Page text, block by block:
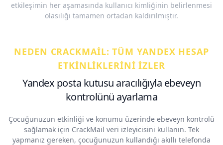
etkileşimin her aşamasında kullanıcı kimliğinin belirlenmesi
olasılığı tamamen ortadan kaldırılmıştır.
NEDEN CRACKMAIL: TÜM YANDEX HESAP
ETKINLIKLERINI IZLER
Yandex posta kutusu aracılığıyla ebeveyn
kontrolünü ayarlama
Çocuğunuzun etkinliği ve konumu üzerinde ebeveyn kontrolü
sağlamak için CrackMail veri izleyicisini kullanın. Tek
yapmanız gereken, çocuğunuzun kullandığı akıllı telefonda